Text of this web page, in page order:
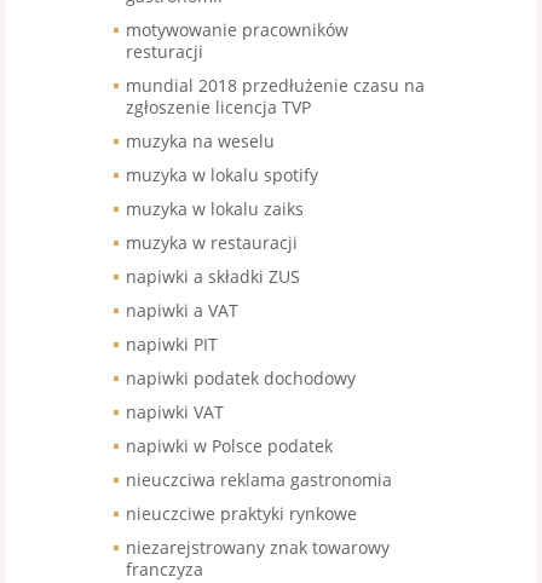
motywowanie pracowników
resturacji
mundial 2018 przedłużenie czasu na
zgłoszenie licencja TVP
muzyka na weselu
muzyka w lokalu spotify
muzyka w lokalu zaiks
muzyka w restauracji
napiwki a składki ZUS
napiwki a VAT
napiwki PIT
napiwki podatek dochodowy
napiwki VAT
napiwki w Polsce podatek
nieuczciwa reklama gastronomia
nieuczciwe praktyki rynkowe
niezarejstrowany znak towarowy
franczyza